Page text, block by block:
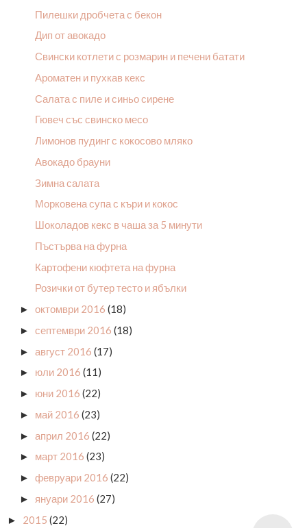
Пилешки дробчета с бекон
Дип от авокадо
Свински котлети с розмарин и печени батати
Ароматен и пухкав кекс
Салата с пиле и синьо сирене
Гювеч със свинско месо
Лимонов пудинг с кокосово мляко
Авокадо брауни
Зимна салата
Морковена супа с къри и кокос
Шоколадов кекс в чаша за 5 минути
Пъстърва на фурна
Картофени кюфтета на фурна
Розички от бутер тесто и ябълки
► октомври 2016 (18)
► септември 2016 (18)
► август 2016 (17)
► юли 2016 (11)
► юни 2016 (22)
► май 2016 (23)
► април 2016 (22)
► март 2016 (23)
► февруари 2016 (22)
► януари 2016 (27)
► 2015 (22)